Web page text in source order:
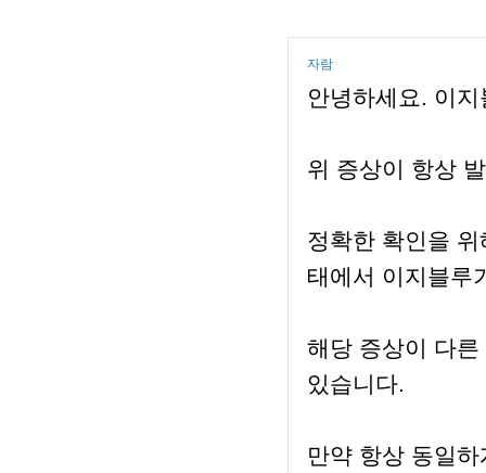
자람
안녕하세요. 이
위 증상이 항상
정확한 확인을
태에서 이지블루
해당 증상이 다
있습니다.
만약 항상 동일